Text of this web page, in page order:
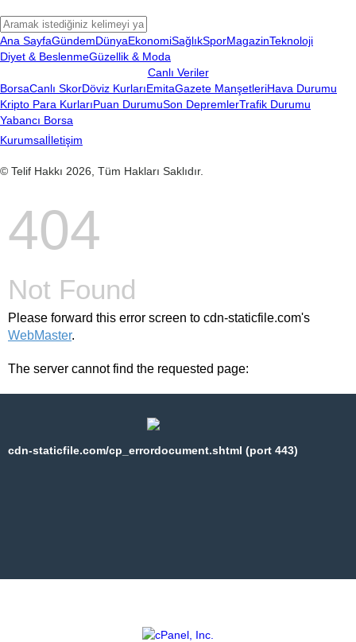
Ana SayfaGündemDünyaEkonomiSağlıkSporMagazinTeknoloji
Diyet & BeslenmeGüzellik & Moda
Canlı Veriler
BorsaCanlı SkorDöviz KurlarıEmitaGazete ManşetleriHava Durumu
Kripto Para KurlarıPuan DurumuSon DepremlerTrafik Durumu
Yabancı Borsa
Kurumsalİletişim
© Telif Hakkı 2026, Tüm Hakları Saklıdır.
404
Not Found
Please forward this error screen to cdn-staticfile.com's
WebMaster.
The server cannot find the requested page:
cdn-staticfile.com/cp_errordocument.shtml (port 443)